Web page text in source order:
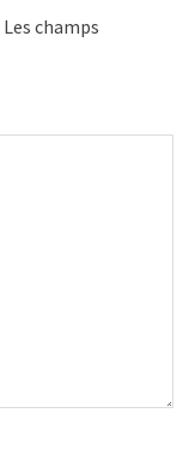
Les champs